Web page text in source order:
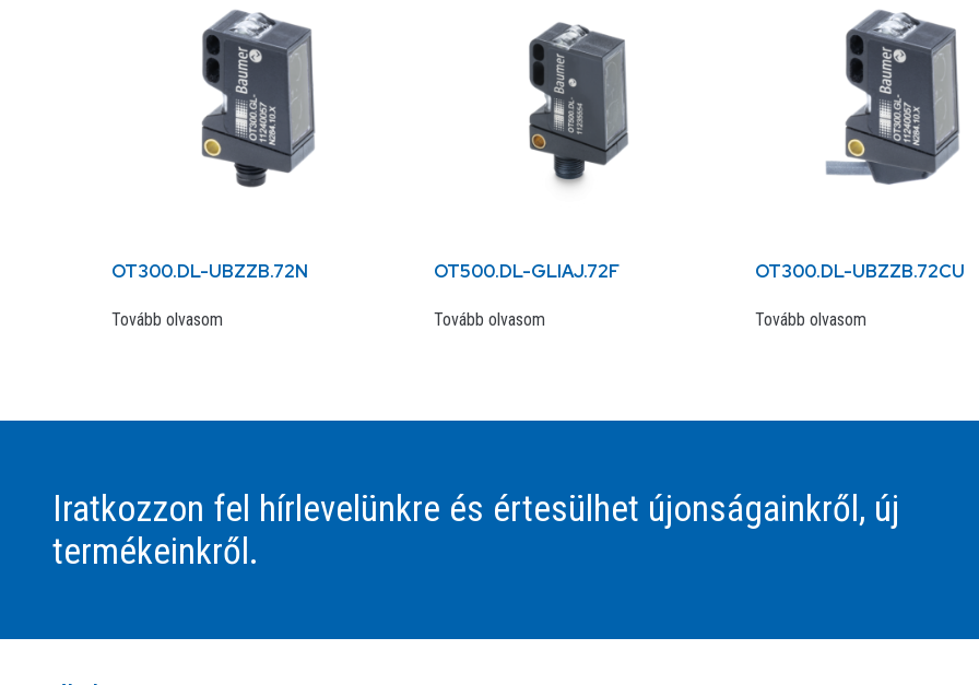
OT300.DL-UBZZB.72N
Tovább olvasom
OT500.DL-GLIAJ.72F
Tovább olvasom
OT300.DL-UBZZB.72CU
Tovább olvasom
Iratkozzon fel hírlevelünkre és értesülhet újonságainkről, új
termékeinkről.